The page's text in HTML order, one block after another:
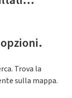
Trova la
sulla mappa.